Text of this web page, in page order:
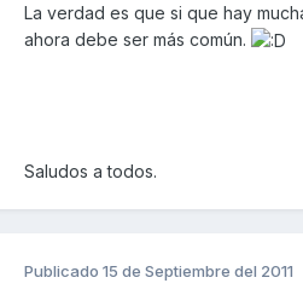
La verdad es que si que hay
ahora debe ser más común.
Saludos a todos.
Publicado 15 de Septiembre del 2011